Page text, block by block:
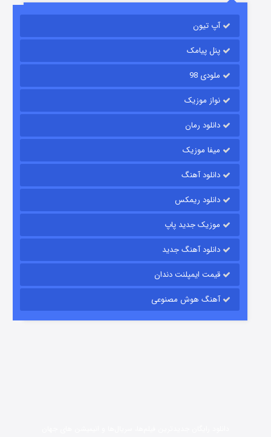
قسمت
شوگر فصل ۲
آپ تیون
پنل پیامک
ملودی 98
نواز موزیک
دانلود رمان
میفا موزیک
دانلود آهنگ
دانلود ریمکس
موزیک جدید پاپ
دانلود آهنگ جدید
قیمت ایمپلنت دندان
آهنگ هوش مصنوعی